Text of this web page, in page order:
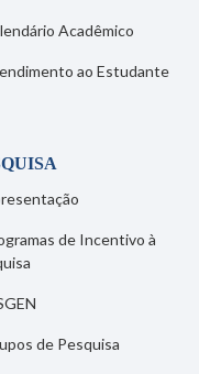
Acadêmico
ao Estudante
de Incentivo à
de Pesquisa